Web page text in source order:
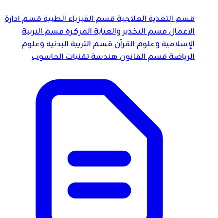
قسم التغذية العلاجيةقسم الفيزياء الطبيةقسم ادارة
الاعمالقسم التخدير والعناية المركزةقسم التربية
الإسلامية وعلوم القرآنقسم التربية البدنية وعلوم
الرياضةقسم القانونهندسة تقنيات الحاسوب